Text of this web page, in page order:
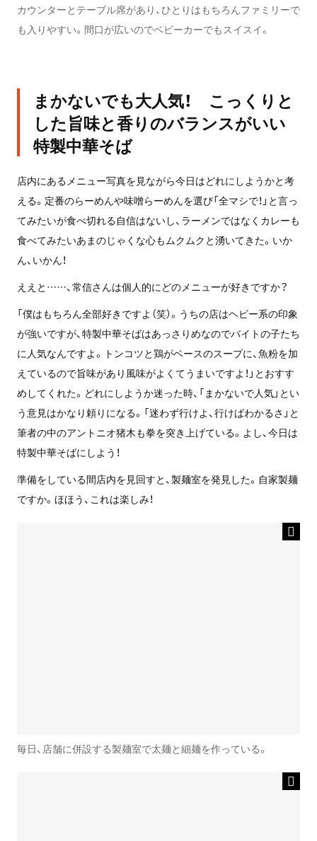
カウンターとテーブル席があり、ひとりはもちろんファミリーで
も入りやすい。間口が広いのでベビーカーでもスイスイ。
まかないでも大人気！ こっくりと
した旨味と香りのバランスがいい
特製中華そば
店内にあるメニュー写真を見ながら今日はどれにしようかと考
える。定番のらーめんや味噌らーめんを選び「全マシで！」と言っ
てみたいが食べ切れる自信はないし、ラーメンではなくカレーも
食べてみたいあまのじゃくな心もムクムクと湧いてきた。いか
ん、いかん！
ええと……、常信さんは個人的にどのメニューが好きですか？
「僕はもちろん全部好きですよ（笑）。うちの店はヘビー系の印象
が強いですが、特製中華そばはあっさりめなのでバイトの子たち
に人気なんですよ。トンコツと鶏がベースのスープに、魚粉を加
えているので旨味があり風味がよくてうまいですよ！」とおすす
めしてくれた。どれにしようか迷った時、「まかないで人気」とい
う意見はかなり頼りになる。「迷わず行けよ、行けばわかるさ」と
筆者の中のアントニオ猪木も拳を突き上げている。よし、今日は
特製中華そばにしよう！
準備をしている間店内を見回すと、製麺室を発見した。自家製麺
ですか。ほほう、これは楽しみ！
毎日、店舗に併設する製麺室で太麺と細麺を作っている。